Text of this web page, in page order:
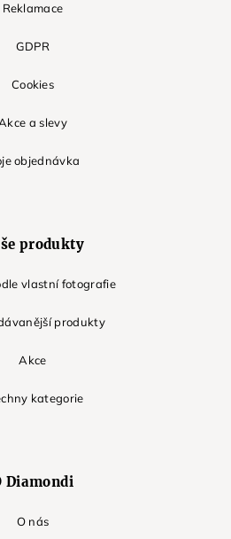
Reklamace
GDPR
Cookies
a slevy
objednávka
produkty
vlastní fotografie
produkty
Akce
kategorie
Diamondi
O nás